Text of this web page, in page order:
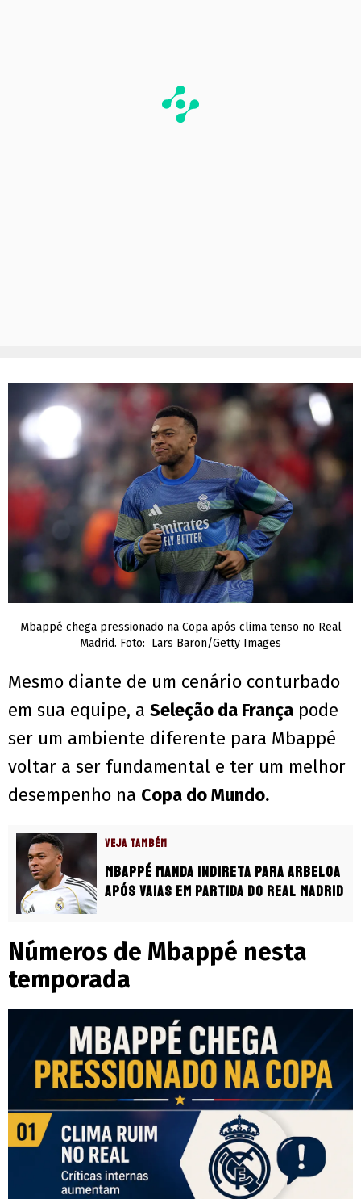
Mbappé chega pressionado na Copa após clima tenso no Real
Madrid. Foto: Lars Baron/Getty Images
Mesmo diante de um cenário conturbado
em sua equipe, a Seleção da França pode
ser um ambiente diferente para Mbappé
voltar a ser fundamental e ter um melhor
desempenho na Copa do Mundo.
VEJA TAMBÉM
Mbappé manda indireta para Arbeloa
após vaias em partida do Real Madrid
Números de Mbappé nesta
temporada